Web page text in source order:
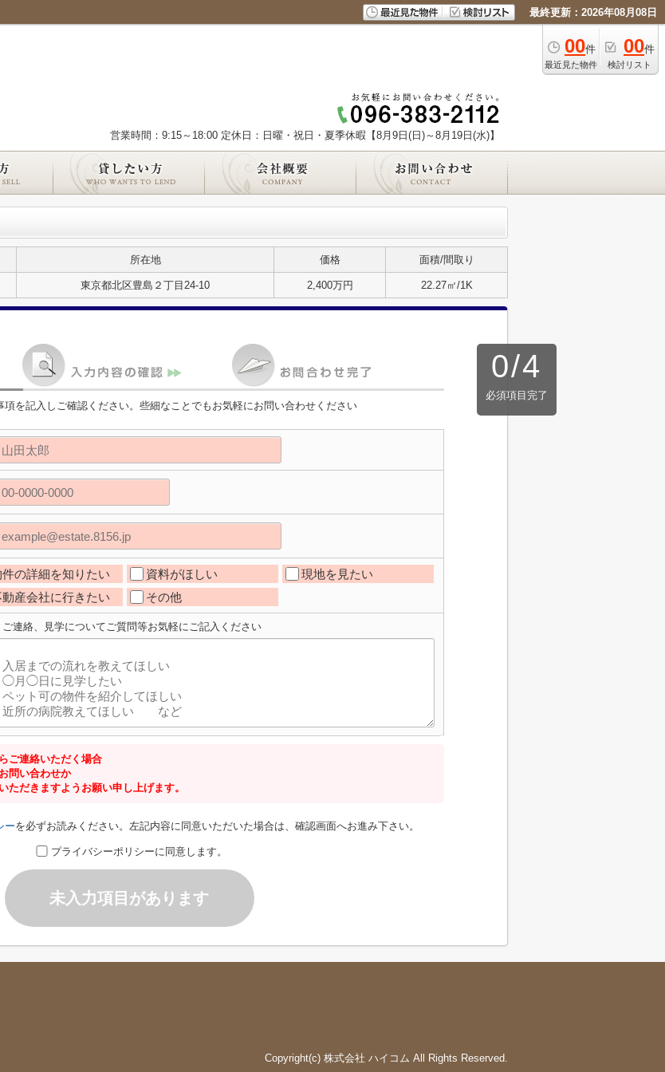
最終更新：2026年08月08日
00件
最近見た物件
00件
検討リスト
営業時間：9:15～18:00 定休日：日曜・祝日・夏季休暇【8月9日(日)～8月19日(水)】
所在地 価格 面積/間取り
東京都北区豊島２丁目24-10 2,400万円 22.27㎡/1K
0/4
必須項目完了
項を記入しご確認ください。些細なことでもお気軽にお問い合わせください
件の詳細を知りたい 資料がほしい
現地を見たい
動産会社に行きたい
その他
ご連絡、見学についてご質問等お気軽にご記入ください
ご連絡いただく場合
問い合わせか
だきますようお願い申し上げます。
ーを必ずお読みください。左記内容に同意いただいた場合は、確認画面へお進み下さい。
プライバシーポリシーに同意します。
未入力項目があります
Copyright(c) 株式会社 ハイコム All Rights Reserved.